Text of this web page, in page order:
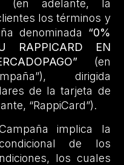
(en adelante, la
los términos y
denominada “0%
RAPPICARD EN
(en
dirigida
de la tarjeta de
“RappiCard”).
implica la
de los
los cuales